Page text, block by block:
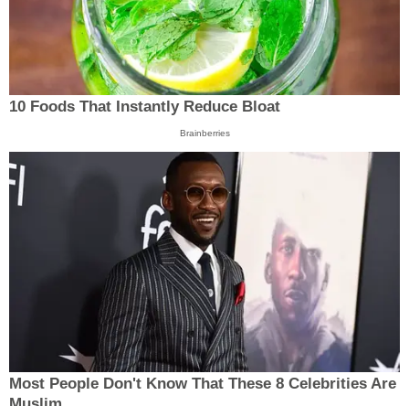
10 Foods That Instantly Reduce Bloat
Brainberries
Most People Don't Know That These 8 Celebrities Are